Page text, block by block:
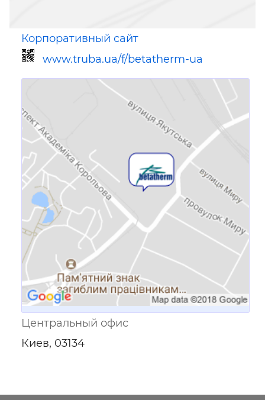
Корпоративный сайт
www.truba.ua/f/betatherm-ua
Ссылка для мобильных устройств
Центральный офис
Киев, 03134